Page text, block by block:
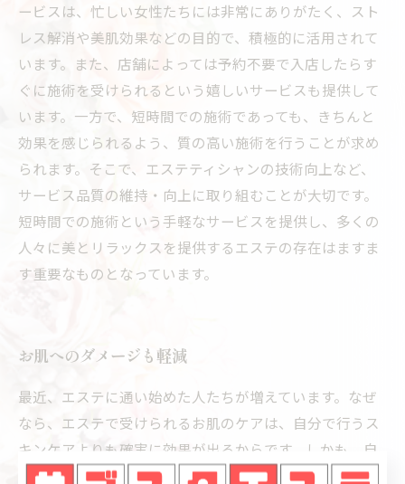
ービスは、忙しい女性たちには非常にありがたく、スト
レス解消や美肌効果などの目的で、積極的に活用されて
います。また、店舗によっては予約不要で入店したらす
ぐに施術を受けられるという嬉しいサービスも提供して
います。一方で、短時間での施術であっても、きちんと
効果を感じられるよう、質の高い施術を行うことが求め
られます。そこで、エステティシャンの技術向上など、
サービス品質の維持・向上に取り組むことが大切です。
短時間での施術という手軽なサービスを提供し、多くの
人々に美とリラックスを提供するエステの存在はますま
す重要なものとなっています。
お肌へのダメージも軽減
最近、エステに通い始めた人たちが増えています。なぜ
なら、エステで受けられるお肌のケアは、自分で行うス
キンケアよりも確実に効果が出るからです。しかも、自
分でやるよりもダメージが少なく、お肌に優しい方法で